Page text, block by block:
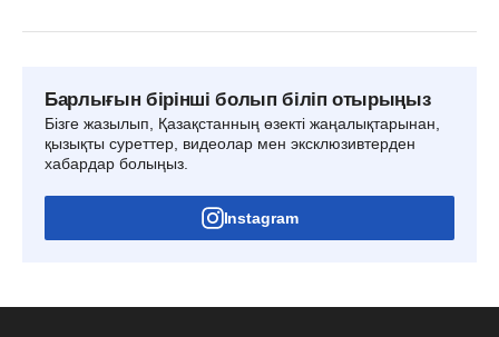
Барлығын бірінші болып біліп отырыңыз
Бізге жазылып, Қазақстанның өзекті жаңалықтарынан,
қызықты суреттер, видеолар мен эксклюзивтерден
хабардар болыңыз.
Instagram